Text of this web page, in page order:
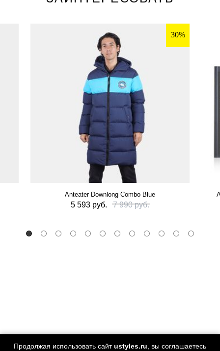
30%
Anteater Downlong Combo Blue
5 593 руб. 7 990 руб.
Продолжая использовать сайтustyles.ru , вы соглашаетесь